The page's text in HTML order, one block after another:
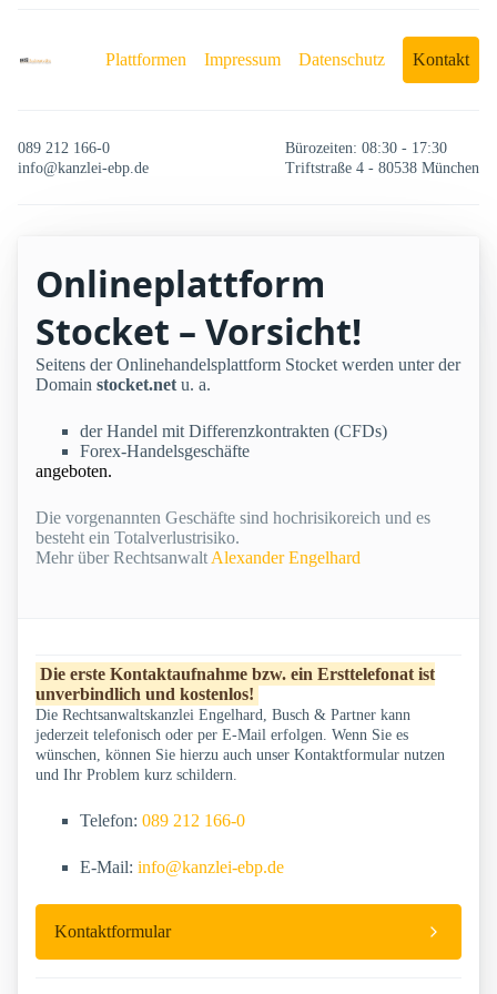
Plattformen Impressum Datenschutz Kontakt
089 212 166-0
info@kanzlei-ebp.de
Bürozeiten: 08:30 - 17:30
Triftstraße 4 - 80538 München
Onlineplattform
Stocket – Vorsicht!
Seitens der Onlinehandelsplattform Stocket werden unter der
Domain stocket.net u. a.
der Handel mit Differenzkontrakten (CFDs)
Forex-Handelsgeschäfte
angeboten.
Die vorgenannten Geschäfte sind hochrisikoreich und es
besteht ein Totalverlustrisiko.
Mehr über Rechtsanwalt Alexander Engelhard
Die erste Kontaktaufnahme bzw. ein Ersttelefonat ist
unverbindlich und kostenlos!
Die Rechtsanwaltskanzlei Engelhard, Busch & Partner kann
jederzeit telefonisch oder per E-Mail erfolgen. Wenn Sie es
wünschen, können Sie hierzu auch unser Kontaktformular nutzen
und Ihr Problem kurz schildern.
Telefon: 089 212 166-0
E-Mail: info@kanzlei-ebp.de
Kontaktformular